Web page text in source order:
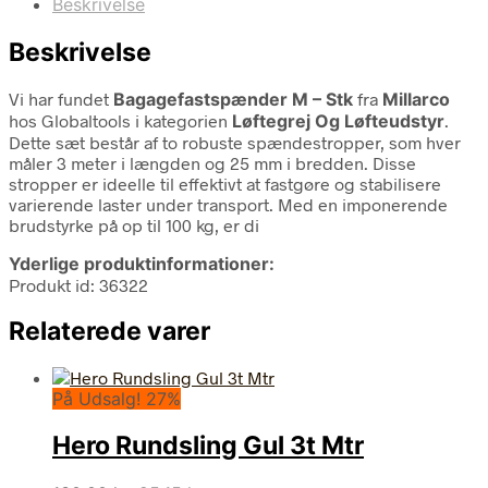
Beskrivelse
Beskrivelse
Vi har fundet Bagagefastspænder M – Stk fra Millarco
hos Globaltools i kategorien Løftegrej Og Løfteudstyr.
Dette sæt består af to robuste spændestropper, som hver
måler 3 meter i længden og 25 mm i bredden. Disse
stropper er ideelle til effektivt at fastgøre og stabilisere
varierende laster under transport. Med en imponerende
brudstyrke på op til 100 kg, er di
Yderlige produktinformationer:
Produkt id: 36322
Relaterede varer
På Udsalg! 27%
Hero Rundsling Gul 3t Mtr